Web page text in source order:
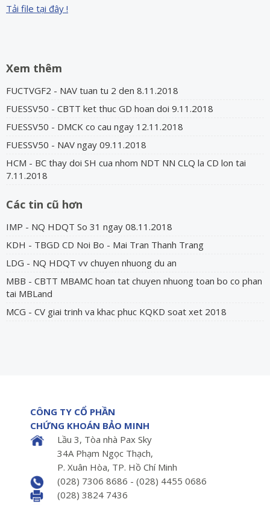
Tải file tại đây !
Xem thêm
FUCTVGF2 - NAV tuan tu 2 den 8.11.2018
FUESSV50 - CBTT ket thuc GD hoan doi 9.11.2018
FUESSV50 - DMCK co cau ngay 12.11.2018
FUESSV50 - NAV ngay 09.11.2018
HCM - BC thay doi SH cua nhom NDT NN CLQ la CD lon tai
7.11.2018
Các tin cũ hơn
IMP - NQ HDQT So 31 ngay 08.11.2018
KDH - TBGD CD Noi Bo - Mai Tran Thanh Trang
LDG - NQ HDQT vv chuyen nhuong du an
MBB - CBTT MBAMC hoan tat chuyen nhuong toan bo co phan
tai MBLand
MCG - CV giai trinh va khac phuc KQKD soat xet 2018
CÔNG TY CỔ PHẦN
CHỨNG KHOÁN BẢO MINH
Lầu 3, Tòa nhà Pax Sky
34A Phạm Ngọc Thạch,
P. Xuân Hòa, TP. Hồ Chí Minh
(028) 7306 8686 - (028) 4455 0686
(028) 3824 7436